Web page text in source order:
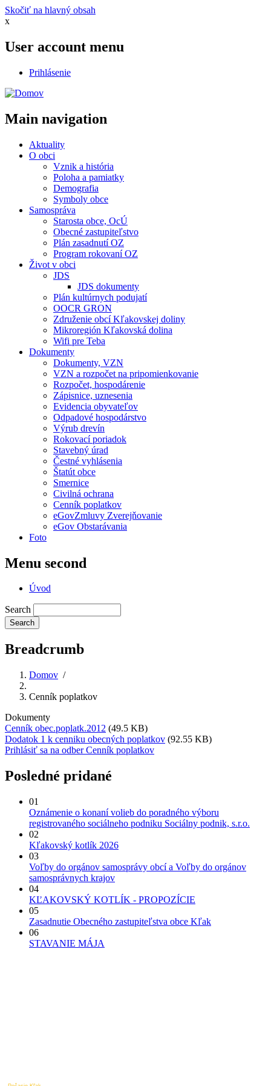
Skočiť na hlavný obsah
x
User account menu
Prihlásenie
Main navigation
Aktuality
O obci
Vznik a história
Poloha a pamiatky
Demografia
Symboly obce
Samospráva
Starosta obce, OcÚ
Obecné zastupiteľstvo
Plán zasadnutí OZ
Program rokovaní OZ
Život v obci
JDS
JDS dokumenty
Plán kultúrnych podujatí
OOCR GRON
Združenie obcí Kľakovskej doliny
Mikroregión Kľakovská dolina
Wifi pre Teba
Dokumenty
Dokumenty, VZN
VZN a rozpočet na pripomienkovanie
Rozpočet, hospodárenie
Zápisnice, uznesenia
Evidencia obyvateľov
Odpadové hospodárstvo
Výrub drevín
Rokovací poriadok
Stavebný úrad
Čestné vyhlásenia
Štatút obce
Smernice
Civilná ochrana
Cenník poplatkov
eGovZmluvy Zverejňovanie
eGov Obstarávania
Foto
Menu second
Úvod
Search
Breadcrumb
Domov /
Cenník poplatkov
Dokumenty
Cenník obec.poplatk.2012 (49.5 KB)
Dodatok 1 k cenniku obecných poplatkov (92.55 KB)
Prihlásiť sa na odber Cenník poplatkov
Posledné pridané
01
Oznámenie o konaní volieb do poradného výboru
registrovaného sociálneho podniku Sociálny podnik, s.r.o.
02
Kľakovský kotlík 2026
03
Voľby do orgánov samosprávy obcí a Voľby do orgánov
samosprávnych krajov
04
KĽAKOVSKÝ KOTLÍK - PROPOZÍCIE
05
Zasadnutie Obecného zastupiteľstva obce Kľak
06
STAVANIE MÁJA